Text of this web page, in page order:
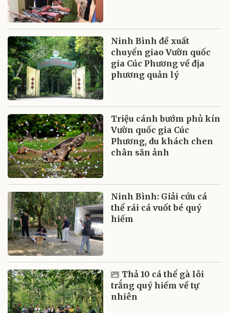
Ninh Bình đề xuất
chuyển giao Vườn quốc
gia Cúc Phương về địa
phương quản lý
Triệu cánh bướm phủ kín
Vườn quốc gia Cúc
Phương, du khách chen
chân săn ảnh
Ninh Bình: Giải cứu cá
thể rái cá vuốt bé quý
hiếm
Thả 10 cá thể gà lôi
trắng quý hiếm về tự
nhiên